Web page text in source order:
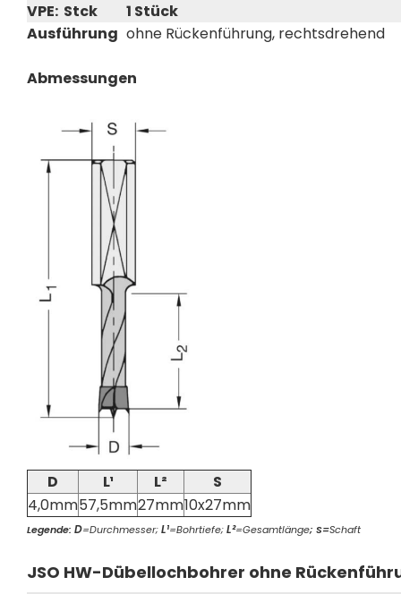
VPE: Stck
1 Stück
Ausführung ohne Rückenführung, rechtsdrehend
Abmessungen
D L¹ L²
S
4,0mm57,5mm27mm10x27mm
Legende: D=Durchmesser;L¹=Bohrtiefe;L²=Gesamtlänge; S=Schaft
JSO HW-Dübellochbohrer ohne